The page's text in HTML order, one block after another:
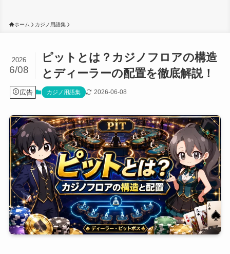
ホーム カジノ用語集
ピットとは？カジノフロアの構造
とディーラーの配置を徹底解説！
2026
6/08
広告 カジノ用語集 2026-06-08